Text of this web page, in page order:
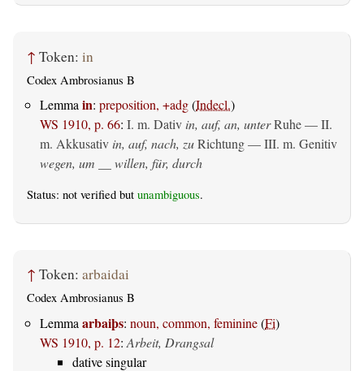
↑ Token: in
Codex Ambrosianus B
Lemmain: preposition, +adg(Indecl.)
WS 1910, p. 66: I. m. Dativ in, auf, an, unterRuhe — II.
m. Akkusativ in, auf, nach, zuRichtung — III. m. Genitiv
wegen, um __ willen, für, durch
Status: not verified but unambiguous.
↑ Token: arbaidai
Codex Ambrosianus B
Lemma arbaiþs: noun, common, feminine(Fi)
WS 1910, p. 12: Arbeit, Drangsal
dative singular